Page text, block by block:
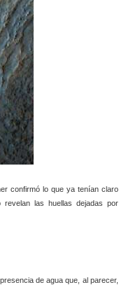
confirmó lo que ya tenían claro
las huellas dejadas por
de agua que, al parecer,